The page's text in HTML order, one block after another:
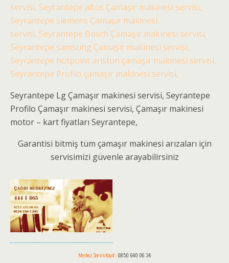
servisi, Seyrantepe altus Çamaşır makinesi servisi,
Seyrantepe siemens Çamaşır makinesi
servisi, Seyrantepe Bosch Çamaşır makinesi servisi,
Seyrantepe samsung Çamaşır makinesi servisi,
Seyrantepe hotpoint ariston çamaşır makinesi servisi,
Seyrantepe Profilo çamaşır makinesi servisi,
Seyrantepe Lg Çamaşır makinesi servisi, Seyrantepe
Profilo Çamaşır makinesi servisi, Çamaşır makinesi
motor – kart fiyatları Seyrantepe,
Garantisi bitmiş tüm çamaşır makinesi arızaları için
servisimizi güvenle arayabilirsiniz
Merkez Servis Kayıt :0850 640 06 34